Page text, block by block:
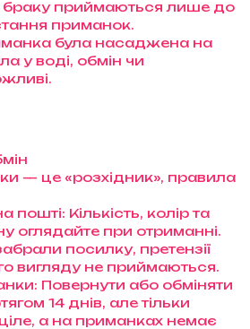
браку приймаються лише до
приманок.
була насаджена на
у воді, обмін чи
— це «розхідник», правила
пошті: Кількість, колір та
оглядайте при отриманні.
посилку, претензії
вигляду не приймаються.
Повернути або обміняти
14 днів, але тільки
а на приманках немає